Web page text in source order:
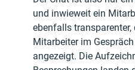
und inwieweit ein
ebenfalls transparenter,
Mitarbeiter im
angezeigt. Die